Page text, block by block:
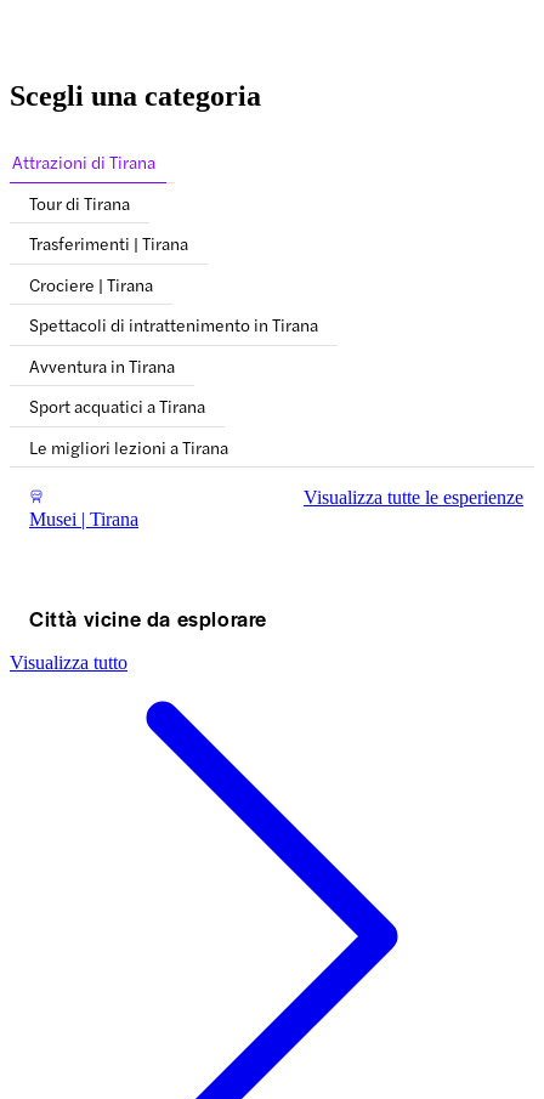
Scegli una categoria
Attrazioni di Tirana
Tour di Tirana
Trasferimenti | Tirana
Crociere | Tirana
Spettacoli di intrattenimento in Tirana
Avventura in Tirana
Sport acquatici a Tirana
Le migliori lezioni a Tirana
Musei | Tirana
Visualizza tutte le esperienze
Città vicine da esplorare
Visualizza tutto